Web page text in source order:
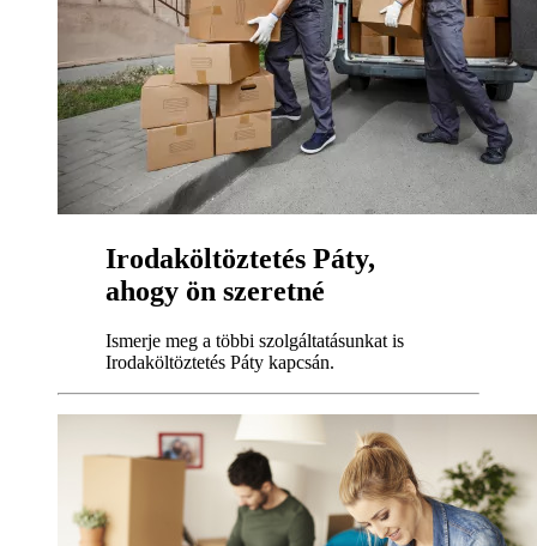
Irodaköltöztetés Páty,
ahogy ön szeretné
Ismerje meg a többi szolgáltatásunkat is
Irodaköltöztetés Páty kapcsán.